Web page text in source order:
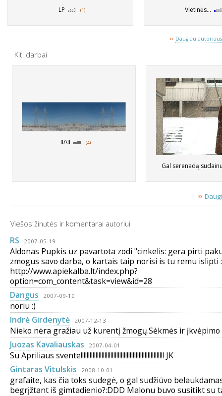
LP (1) Vietinės...
» Daugiau
Kiti darbai
II/\II (4)
Gal serenadą
»
Viešos žinutės ir komentarai autoriui
RS 2007-05-19
Aldonas Pupkis uz pavartota zodi "cinkelis: gera pirti
zmogus savo darba, o kartais taip norisi is tu remu islipti
http://www.apiekalba.lt/index.php?
option=com_content&task=view&id=28
Dangus
2007-09-10
noriu :)
Indrė Girdenytė
2007-12-13
Nieko nėra gražiau už kurentį žmogų.Sėkmės ir įkvėpimo
Juozas Kavaliauskas
2007-04-01
Su Apriliaus svente!!!!!!!!!!!!!!!!!!!!!!!!!!!!!!!!!!!!!!!!!!!!!!!!!!!!!!!! JK
Gintaras Vitulskis
2008-10-01
grafaite, kas čia toks sudegė, o gal sudžiūvo
begrįžtant iš gimtadienio?:DDD Malonu buvo susitikt su